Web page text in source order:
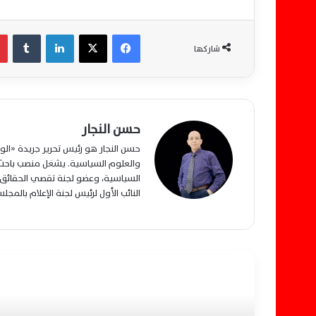
شاركها
فيسبوك ‫X لينكدإن
حسن النجار
حسن النجار هو رئيس تحرير جريدة
والعلوم السياسية. يشغل منصب
السياسية، وعضو لجنة تقصي
النائب الأول لرئيس لجنة الإعلام